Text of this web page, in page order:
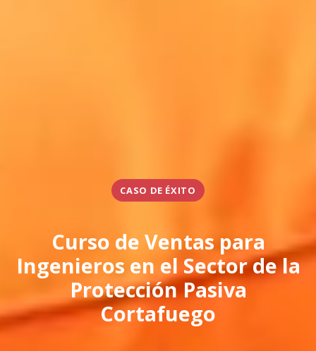
CASO DE ÉXITO
Curso de Ventas para
Ingenieros en el Sector de la
Protección Pasiva
Cortafuego